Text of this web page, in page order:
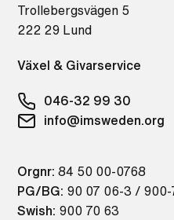
Trollebergsvägen 5
222 29 Lund
Växel & Givarservice
046-32 99 30
info@imsweden.org
Orgnr: 84 50 00-0768
PG/BG: 90 07 06-3 / 900-
Swish: 900 70 63